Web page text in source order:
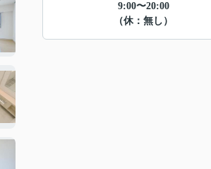
9:00〜20:00
（休：無し）